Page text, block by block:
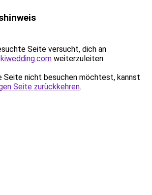
Seite versucht, dich an
weiterzuleiten.
Seite nicht besuchen möchtest, kannst
Seite zurückkehren.